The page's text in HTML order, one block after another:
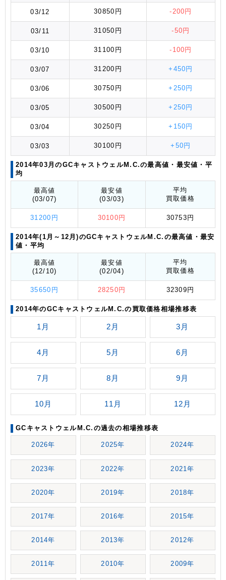
03/12 30850円 -200円
03/11 31050円 -50円
03/10 31100円 -100円
03/07 31200円 +450円
03/06 30750円 +250円
03/05 30500円 +250円
03/04 30250円 +150円
03/03 30100円 +50円
2014年03月のGCキャストウェルM.C.の最高値 ・最安値 ・平
均
最高値
(03/07)
最安値
(03/03)
平均
買取価格
31200円 30100円 30753円
2014年(1月～12月)のGCキャストウェルM.C.の最高値 ・最安
値 ・平均
最高値
(12/10)
最安値
(02/04)
平均
買取価格
35650円 28250円 32309円
2014年のGCキャストウェルM.C.の買取価格相場推移表
1月 2月 3月
4月 5月 6月
7月 8月 9月
10月 11月 12月
GCキャストウェルM.C.の過去の相場推移表
2026年 2025年 2024年
2023年 2022年 2021年
2020年 2019年 2018年
2017年 2016年 2015年
2014年 2013年 2012年
2011年 2010年 2009年